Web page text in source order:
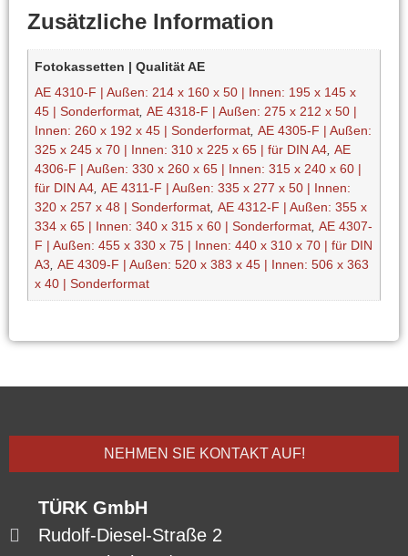
Zusätzliche Information
Fotokassetten | Qualität AE
AE 4310-F | Außen: 214 x 160 x 50 | Innen: 195 x 145 x
45 | Sonderformat ,AE 4318-F | Außen: 275 x 212 x 50 |
Innen: 260 x 192 x 45 | Sonderformat ,AE 4305-F | Außen:
325 x 245 x 70 | Innen: 310 x 225 x 65 | für DIN A4 ,AE
4306-F | Außen: 330 x 260 x 65 | Innen: 315 x 240 x 60 |
für DIN A4 ,AE 4311-F | Außen: 335 x 277 x 50 | Innen:
320 x 257 x 48 | Sonderformat ,AE 4312-F | Außen: 355 x
334 x 65 | Innen: 340 x 315 x 60 | Sonderformat ,AE 4307-
F | Außen: 455 x 330 x 75 | Innen: 440 x 310 x 70 | für DIN
A3 ,AE 4309-F | Außen: 520 x 383 x 45 | Innen: 506 x 363
x 40 | Sonderformat
NEHMEN SIE KONTAKT AUF!
TÜRK GmbH
Rudolf-Diesel-Straße 2